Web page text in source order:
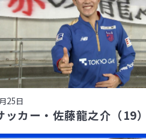
25日
ッカー・佐藤龍之介（19）